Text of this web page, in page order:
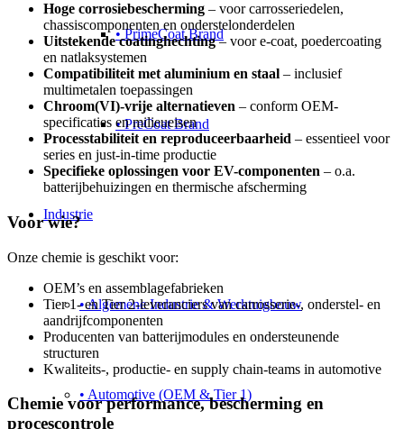
• PrimeCoat Brand
• PreCoat Brand
Industrie
• Algemene Industrie & Werktuigbouw
• Automotive (OEM & Tier 1)
Hoge corrosiebescherming – voor carrosseriedelen,
chassiscomponenten en onderstelonderdelen
Uitstekende coatinghechting– voor e-coat, poedercoating
en natlaksystemen
Compatibiliteit met aluminium en staal – inclusief
multimetalen toepassingen
Chroom(VI)-vrije alternatieven – conform OEM-
specificaties en milieueisen
Processtabiliteit en reproduceerbaarheid – essentieel voor
series en just-in-time productie
Specifieke oplossingen voor EV-componenten – o.a.
batterijbehuizingen en thermische afscherming
Voor wie?
Onze chemie is geschikt voor:
OEM’s en assemblagefabrieken
Tier 1- en Tier 2-leveranciers van carrosserie-, onderstel- en
aandrijfcomponenten
Producenten van batterijmodules en ondersteunende
structuren
Kwaliteits-, productie- en supply chain-teams in automotive
Chemie voor performance, bescherming en
procescontrole